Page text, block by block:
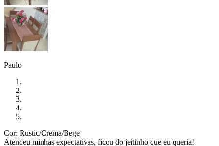
Paulo
Cor: Rustic/Crema/Bege
Atendeu minhas expectativas, ficou do jeitinho que eu queria!